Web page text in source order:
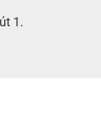
1.